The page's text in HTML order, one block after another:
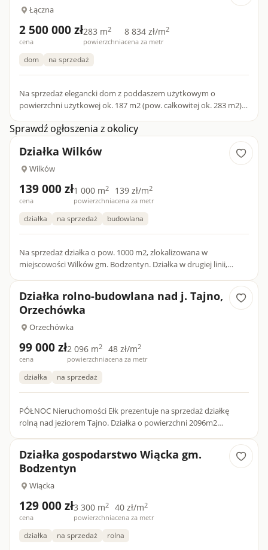
Łączna
2 500 000 zł
cena
283 m2
powierzchnia
8 834 zł/m2
cena za metr
dom na sprzedaż
Na sprzedaż elegancki dom z poddaszem użytkowym o
powierzchni użytkowej ok. 187 m2 (pow. całkowitej ok. 283 m2),
Sprawdź ogłoszenia z okolicy
Działka Wilków
Wilków
139 000 zł
cena
1 000 m2
powierzchnia
139 zł/m2
cena za metr
działka na sprzedaż budowlana
Na sprzedaż działka o pow. 1000 m2, zlokalizowana w
miejscowości Wilków gm. Bodzentyn. Działka w drugiej linii,
Działka rolno-budowlana nad j. Tajno,
Orzechówka
Orzechówka
99 000 zł
cena
2 096 m2
powierzchnia
48 zł/m2
cena za metr
działka na sprzedaż
PÓŁNOC Nieruchomości Ełk prezentuje na sprzedaż działkę
rolną nad jeziorem Tajno. Działka o powierzchni 2096m2
Działka gospodarstwo Wiącka gm.
Bodzentyn
Wiącka
129 000 zł
cena
3 300 m2
powierzchnia
40 zł/m2
cena za metr
działka na sprzedaż rolna